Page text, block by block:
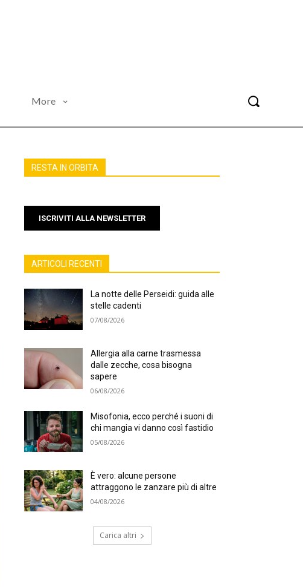
More
RESTA IN ORBITA
ISCRIVITI ALLA NEWSLETTER
ARTICOLI RECENTI
La notte delle Perseidi: guida alle
stelle cadenti
07/08/2026
Allergia alla carne trasmessa
dalle zecche, cosa bisogna
sapere
06/08/2026
Misofonia, ecco perché i suoni di
chi mangia vi danno così fastidio
05/08/2026
È vero: alcune persone
attraggono le zanzare più di altre
04/08/2026
Carica altri